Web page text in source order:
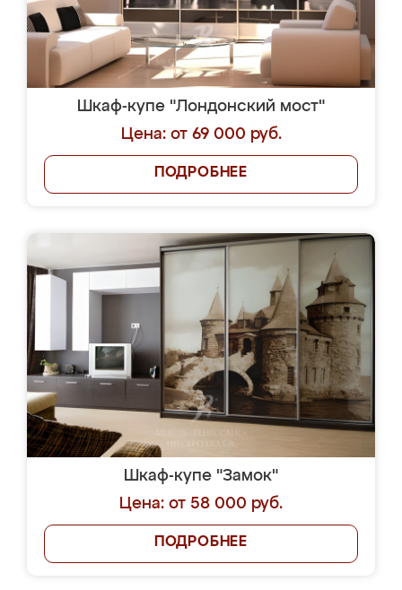
Шкаф-купе "Лондонский мост"
Цена: от 69 000 руб.
ПОДРОБНЕЕ
Шкаф-купе "Замок"
Цена: от 58 000 руб.
ПОДРОБНЕЕ